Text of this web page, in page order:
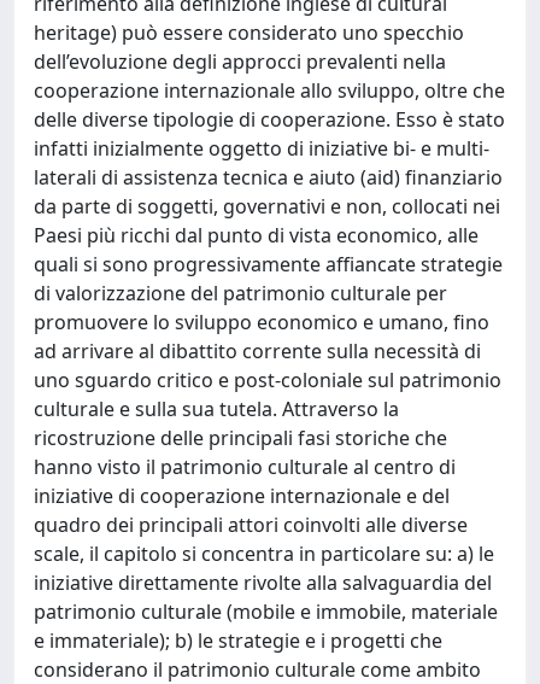
heritage) può essere considerato uno specchio
dell’evoluzione degli approcci prevalenti nella
cooperazione internazionale allo sviluppo, oltre che
delle diverse tipologie di cooperazione. Esso è stato
infatti inizialmente oggetto di iniziative bi- e multi-
laterali di assistenza tecnica e aiuto (aid) finanziario
da parte di soggetti, governativi e non, collocati nei
Paesi più ricchi dal punto di vista economico, alle
quali si sono progressivamente affiancate strategie
di valorizzazione del patrimonio culturale per
promuovere lo sviluppo economico e umano, fino
ad arrivare al dibattito corrente sulla necessità di
uno sguardo critico e post-coloniale sul patrimonio
culturale e sulla sua tutela. Attraverso la
ricostruzione delle principali fasi storiche che
hanno visto il patrimonio culturale al centro di
iniziative di cooperazione internazionale e del
quadro dei principali attori coinvolti alle diverse
scale, il capitolo si concentra in particolare su: a) le
iniziative direttamente rivolte alla salvaguardia del
patrimonio culturale (mobile e immobile, materiale
e immateriale); b) le strategie e i progetti che
considerano il patrimonio culturale come ambito